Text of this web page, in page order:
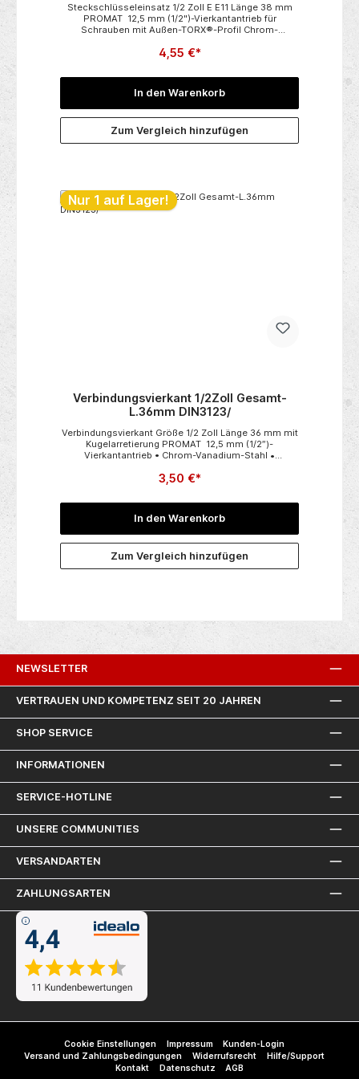
Steckschlüsseleinsatz 1/2 Zoll E E11 Länge 38 mm
PROMAT 12,5 mm (1/2")-Vierkantantrieb für
Schrauben mit Außen-TORX®-Profil Chrom-
Eigenschaften:• Material: Chrom-Vanadium-Stahl
4,55 €*
In den Warenkorb
Zum Vergleich hinzufügen
Nur 1 auf Lager!
Verbindungsvierkant 1/2Zoll Gesamt-
L.36mm DIN3123/
Verbindungsvierkant Größe 1/2 Zoll Länge 36 mm mit
Kugelarretierung PROMAT 12,5 mm (1/2″)-
Vierkantantrieb • Chrom-Vanadium-Stahl •
Eigenschaften:• Oberfläche: verchromt• Material:
CV-Stahl
3,50 €*
In den Warenkorb
Zum Vergleich hinzufügen
NEWSLETTER
VERTRAUEN UND KOMPETENZ SEIT 20 JAHREN
SHOP SERVICE
INFORMATIONEN
SERVICE-HOTLINE
UNSERE COMMUNITIES
VERSANDARTEN
ZAHLUNGSARTEN
Cookie Einstellungen Impressum
Kunden-Login
Versand und Zahlungsbedingungen
Widerrufsrecht
Hilfe/Support
Kontakt
Datenschutz AGB